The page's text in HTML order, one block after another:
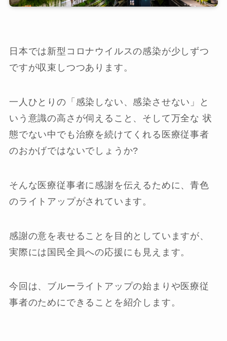
日本では新型コロナウイルスの感染が少しずつ
ですが収束しつつあります。
一人ひとりの「感染しない、感染させない」と
いう意識の高さが伺えること、そして万全な 状
態でない中でも治療を続けてくれる医療従事者
のおかげではないでしょうか?
そんな医療従事者に感謝を伝えるために、青色
のライトアップがされています。
感謝の意を表せることを目的としていますが、
実際には国民全員への応援にも見えます。
今回は、ブルーライトアップの始まりや医療従
事者のためにできることを紹介します。